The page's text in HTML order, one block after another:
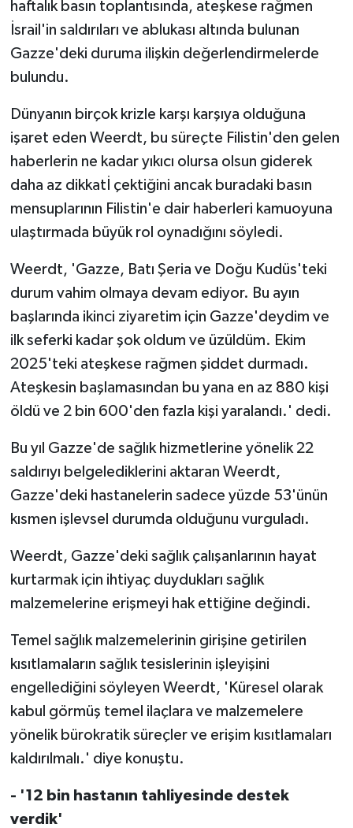
haftalık basın toplantısında, ateşkese rağmen
İsrail'in saldırıları ve ablukası altında bulunan
Gazze'deki duruma ilişkin değerlendirmelerde
bulundu.
Dünyanın birçok krizle karşı karşıya olduğuna
işaret eden Weerdt, bu süreçte Filistin'den gelen
haberlerin ne kadar yıkıcı olursa olsun giderek
daha az dikkatİ çektiğini ancak buradaki basın
mensuplarının Filistin'e dair haberleri kamuoyuna
ulaştırmada büyük rol oynadığını söyledi.
Weerdt, 'Gazze, Batı Şeria ve Doğu Kudüs'teki
durum vahim olmaya devam ediyor. Bu ayın
başlarında ikinci ziyaretim için Gazze'deydim ve
ilk seferki kadar şok oldum ve üzüldüm. Ekim
2025'teki ateşkese rağmen şiddet durmadı.
Ateşkesin başlamasından bu yana en az 880 kişi
öldü ve 2 bin 600'den fazla kişi yaralandı.' dedi.
Bu yıl Gazze'de sağlık hizmetlerine yönelik 22
saldırıyı belgelediklerini aktaran Weerdt,
Gazze'deki hastanelerin sadece yüzde 53'ünün
kısmen işlevsel durumda olduğunu vurguladı.
Weerdt, Gazze'deki sağlık çalışanlarının hayat
kurtarmak için ihtiyaç duydukları sağlık
malzemelerine erişmeyi hak ettiğine değindi.
Temel sağlık malzemelerinin girişine getirilen
kısıtlamaların sağlık tesislerinin işleyişini
engellediğini söyleyen Weerdt, 'Küresel olarak
kabul görmüş temel ilaçlara ve malzemelere
yönelik bürokratik süreçler ve erişim kısıtlamaları
kaldırılmalı.' diye konuştu.
- '12 bin hastanın tahliyesinde destek
verdik'
SAĞLIK
SPOR
TATLISU
TEKNOLOJİ
TİCARET